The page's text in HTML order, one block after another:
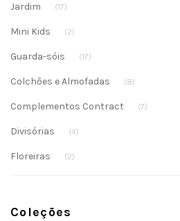
Jardim (17)
Mini Kids (2)
Guarda-sóis (17)
Colchões e Almofadas (8)
Complementos Contract (7)
Divisórias (4)
Floreiras (2)
Coleções